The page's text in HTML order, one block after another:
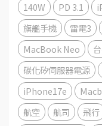
140W
PD 3.1
旗艦手機
雷電3
MacBook Neo
碳化矽伺服器電源
iPhone17e
航空
航司 飛行